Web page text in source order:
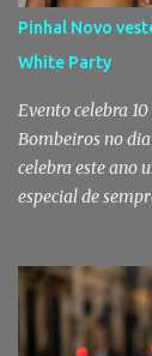
Pinhal Novo
White Party
Evento celebra
Bombeiros no
celebra este ano
especial de
que parte das
dos Bombeiros
comunitário que